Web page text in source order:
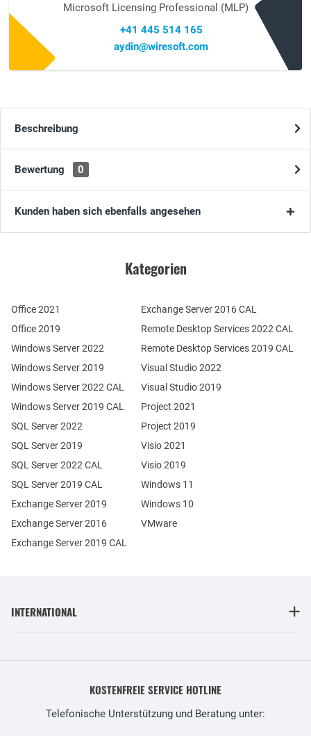
Microsoft Licensing Professional (MLP)
+41 445 514 165
aydin@wiresoft.com
Beschreibung
Bewertung 0
Kunden haben sich ebenfalls angesehen
Kategorien
Office 2021
Office 2019
Windows Server 2022
Windows Server 2019
Exchange Server 2019
Exchange Server 2016
SQL Server 2022
SQL Server 2019
Windows Server 2022 CAL
Windows Server 2019 CAL
SQL Server 2022 CAL
SQL Server 2019 CAL
Remote Desktop Services 2022 CAL
Remote Desktop Services 2019 CAL
Exchange Server 2019 CAL
Exchange Server 2016 CAL
Visual Studio 2022
Visual Studio 2019
Project 2021
Project 2019
Visio 2021
Visio 2019
Windows 11
Windows 10
VMware
INTERNATIONAL
KOSTENFREIE SERVICE HOTLINE
Telefonische Unterstützung und Beratung unter: